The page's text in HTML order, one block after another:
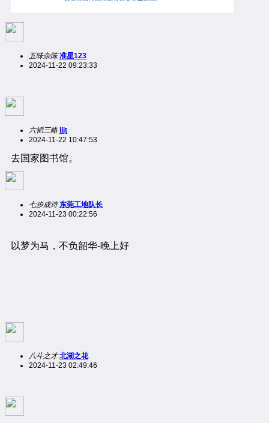
五味杂陈 准星123
2024-11-22 09:23:33
六韬三略 ljjt
2024-11-22 10:47:53
去国家图书馆。
七步成诗 东莞工地队长
2024-11-23 00:22:56
以梦为马，不负韶华-晚上好
八斗之才 北湖之花
2024-11-23 02:49:46